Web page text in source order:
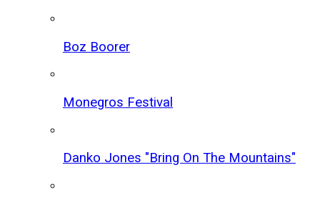
Boz Boorer
Monegros Festival
Danko Jones "Bring On The Mountains"